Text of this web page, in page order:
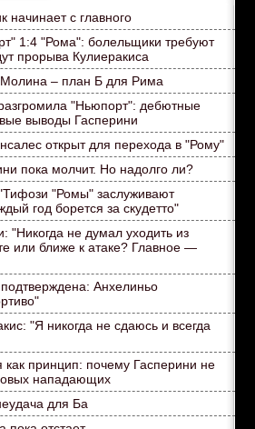
начинает с главного
1:4 "Рома": болельщики требуют
прорыва Кулиеракиса
– план Б для Рима
"Ньюпорт": дебютные
выводы Гасперини
открыт для перехода в "Рому"
пока молчит. Но надолго ли?
"Ромы" заслуживают
год борется за скудетто"
"Никогда не думал уходить из
или ближе к атаке? Главное —
Анхелиньо
"Я никогда не сдаюсь и всегда
как принцип: почему Гасперини не
нападающих
для Ба